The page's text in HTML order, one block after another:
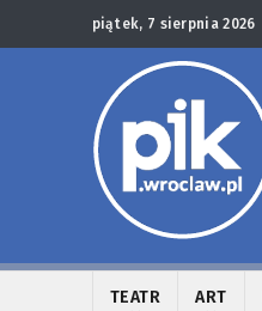
piątek, 7 sierpnia 2026
TEATR ART